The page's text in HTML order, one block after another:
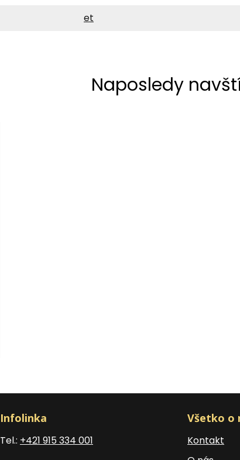
et
Naposledy
Infolinka
Tel.: +421 915 334 001
Všetko o
Kontakt